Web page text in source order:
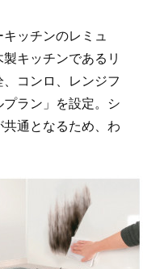
ッチンのレミュ
キッチンであるリ
コンロ、レンジフ
ラン」を設定。シ
通となるため、わ